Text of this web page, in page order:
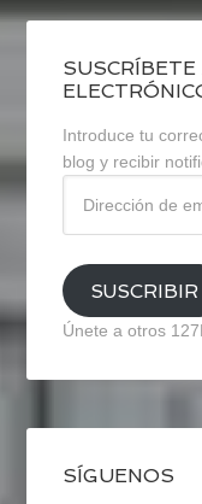
Introduce tu
blog y recibir
email
SUSCRIBIR
Únete a otros
SÍGUENOS